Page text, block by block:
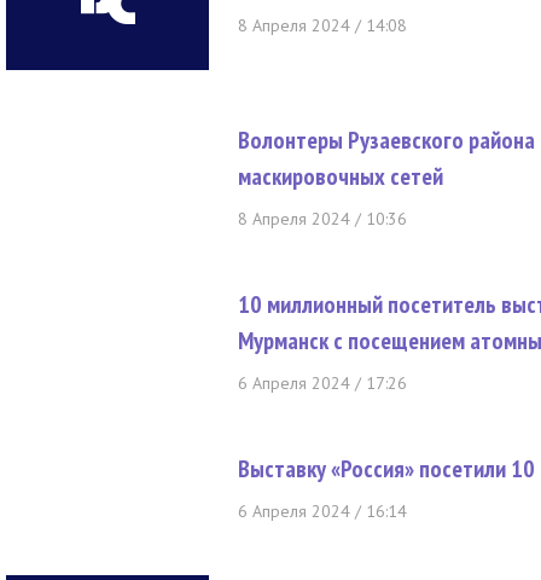
8 Апреля 2024 / 14:08
Волонтеры Рузаевского
маскировочных сетей
8 Апреля 2024 / 10:36
10 миллионный посетитель
Мурманск с посещением
6 Апреля 2024 / 17:26
Выставку «Россия» посетили
6 Апреля 2024 / 16:14